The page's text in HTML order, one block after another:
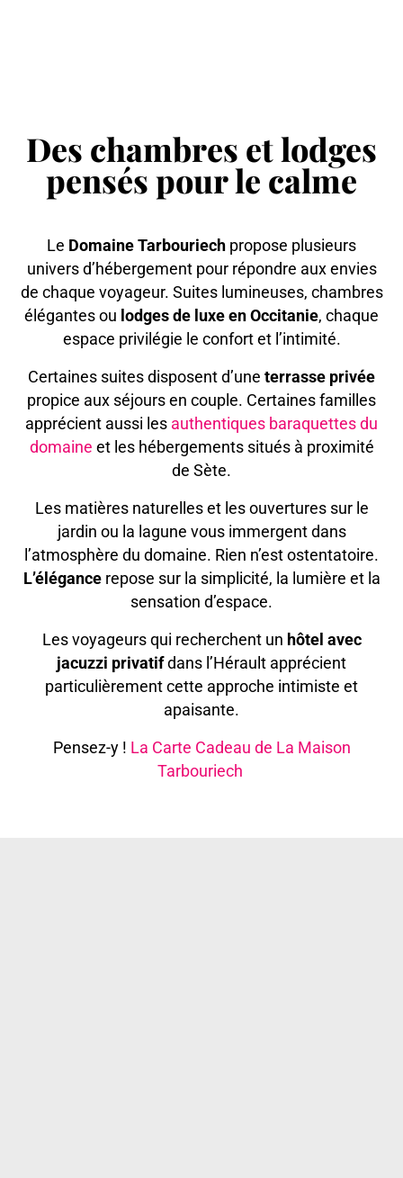
Des chambres et lodges
pensés pour le calme
Le Domaine Tarbouriech propose plusieurs
univers d’hébergement pour répondre aux envies
de chaque voyageur. Suites lumineuses, chambres
élégantes ou lodges de luxe en Occitanie, chaque
espace privilégie le confort et l’intimité.
Certaines suites disposent d’une terrasse privée
propice aux séjours en couple. Certaines familles
apprécient aussi les authentiques baraquettes du
domaine et les hébergements situés à proximité
de Sète.
Les matières naturelles et les ouvertures sur le
jardin ou la lagune vous immergent dans
l’atmosphère du domaine. Rien n’est ostentatoire.
L’élégancerepose sur la simplicité, la lumière et la
sensation d’espace.
Les voyageurs qui recherchent un hôtel avec
jacuzzi privatifdans l’Hérault apprécient
particulièrement cette approche intimiste et
apaisante.
Pensez-y ! La Carte Cadeau de La Maison
Tarbouriech